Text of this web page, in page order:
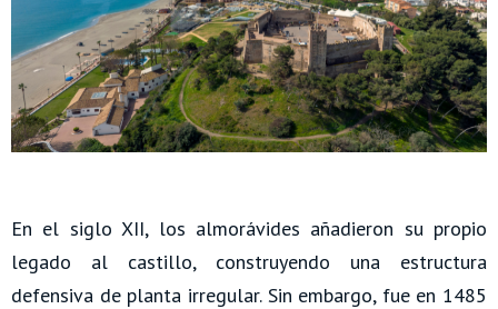
En el siglo XII, los almorávides añadieron su propio
legado al castillo, construyendo una estructura
defensiva de planta irregular. Sin embargo, fue en 1485